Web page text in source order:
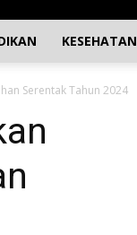
KESEHATAN
Serentak Tahun 2024